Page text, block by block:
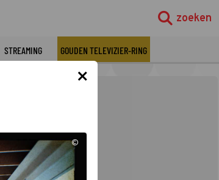
zoeken
STREAMING GOUDEN TELEVIZIER-RING
×
©